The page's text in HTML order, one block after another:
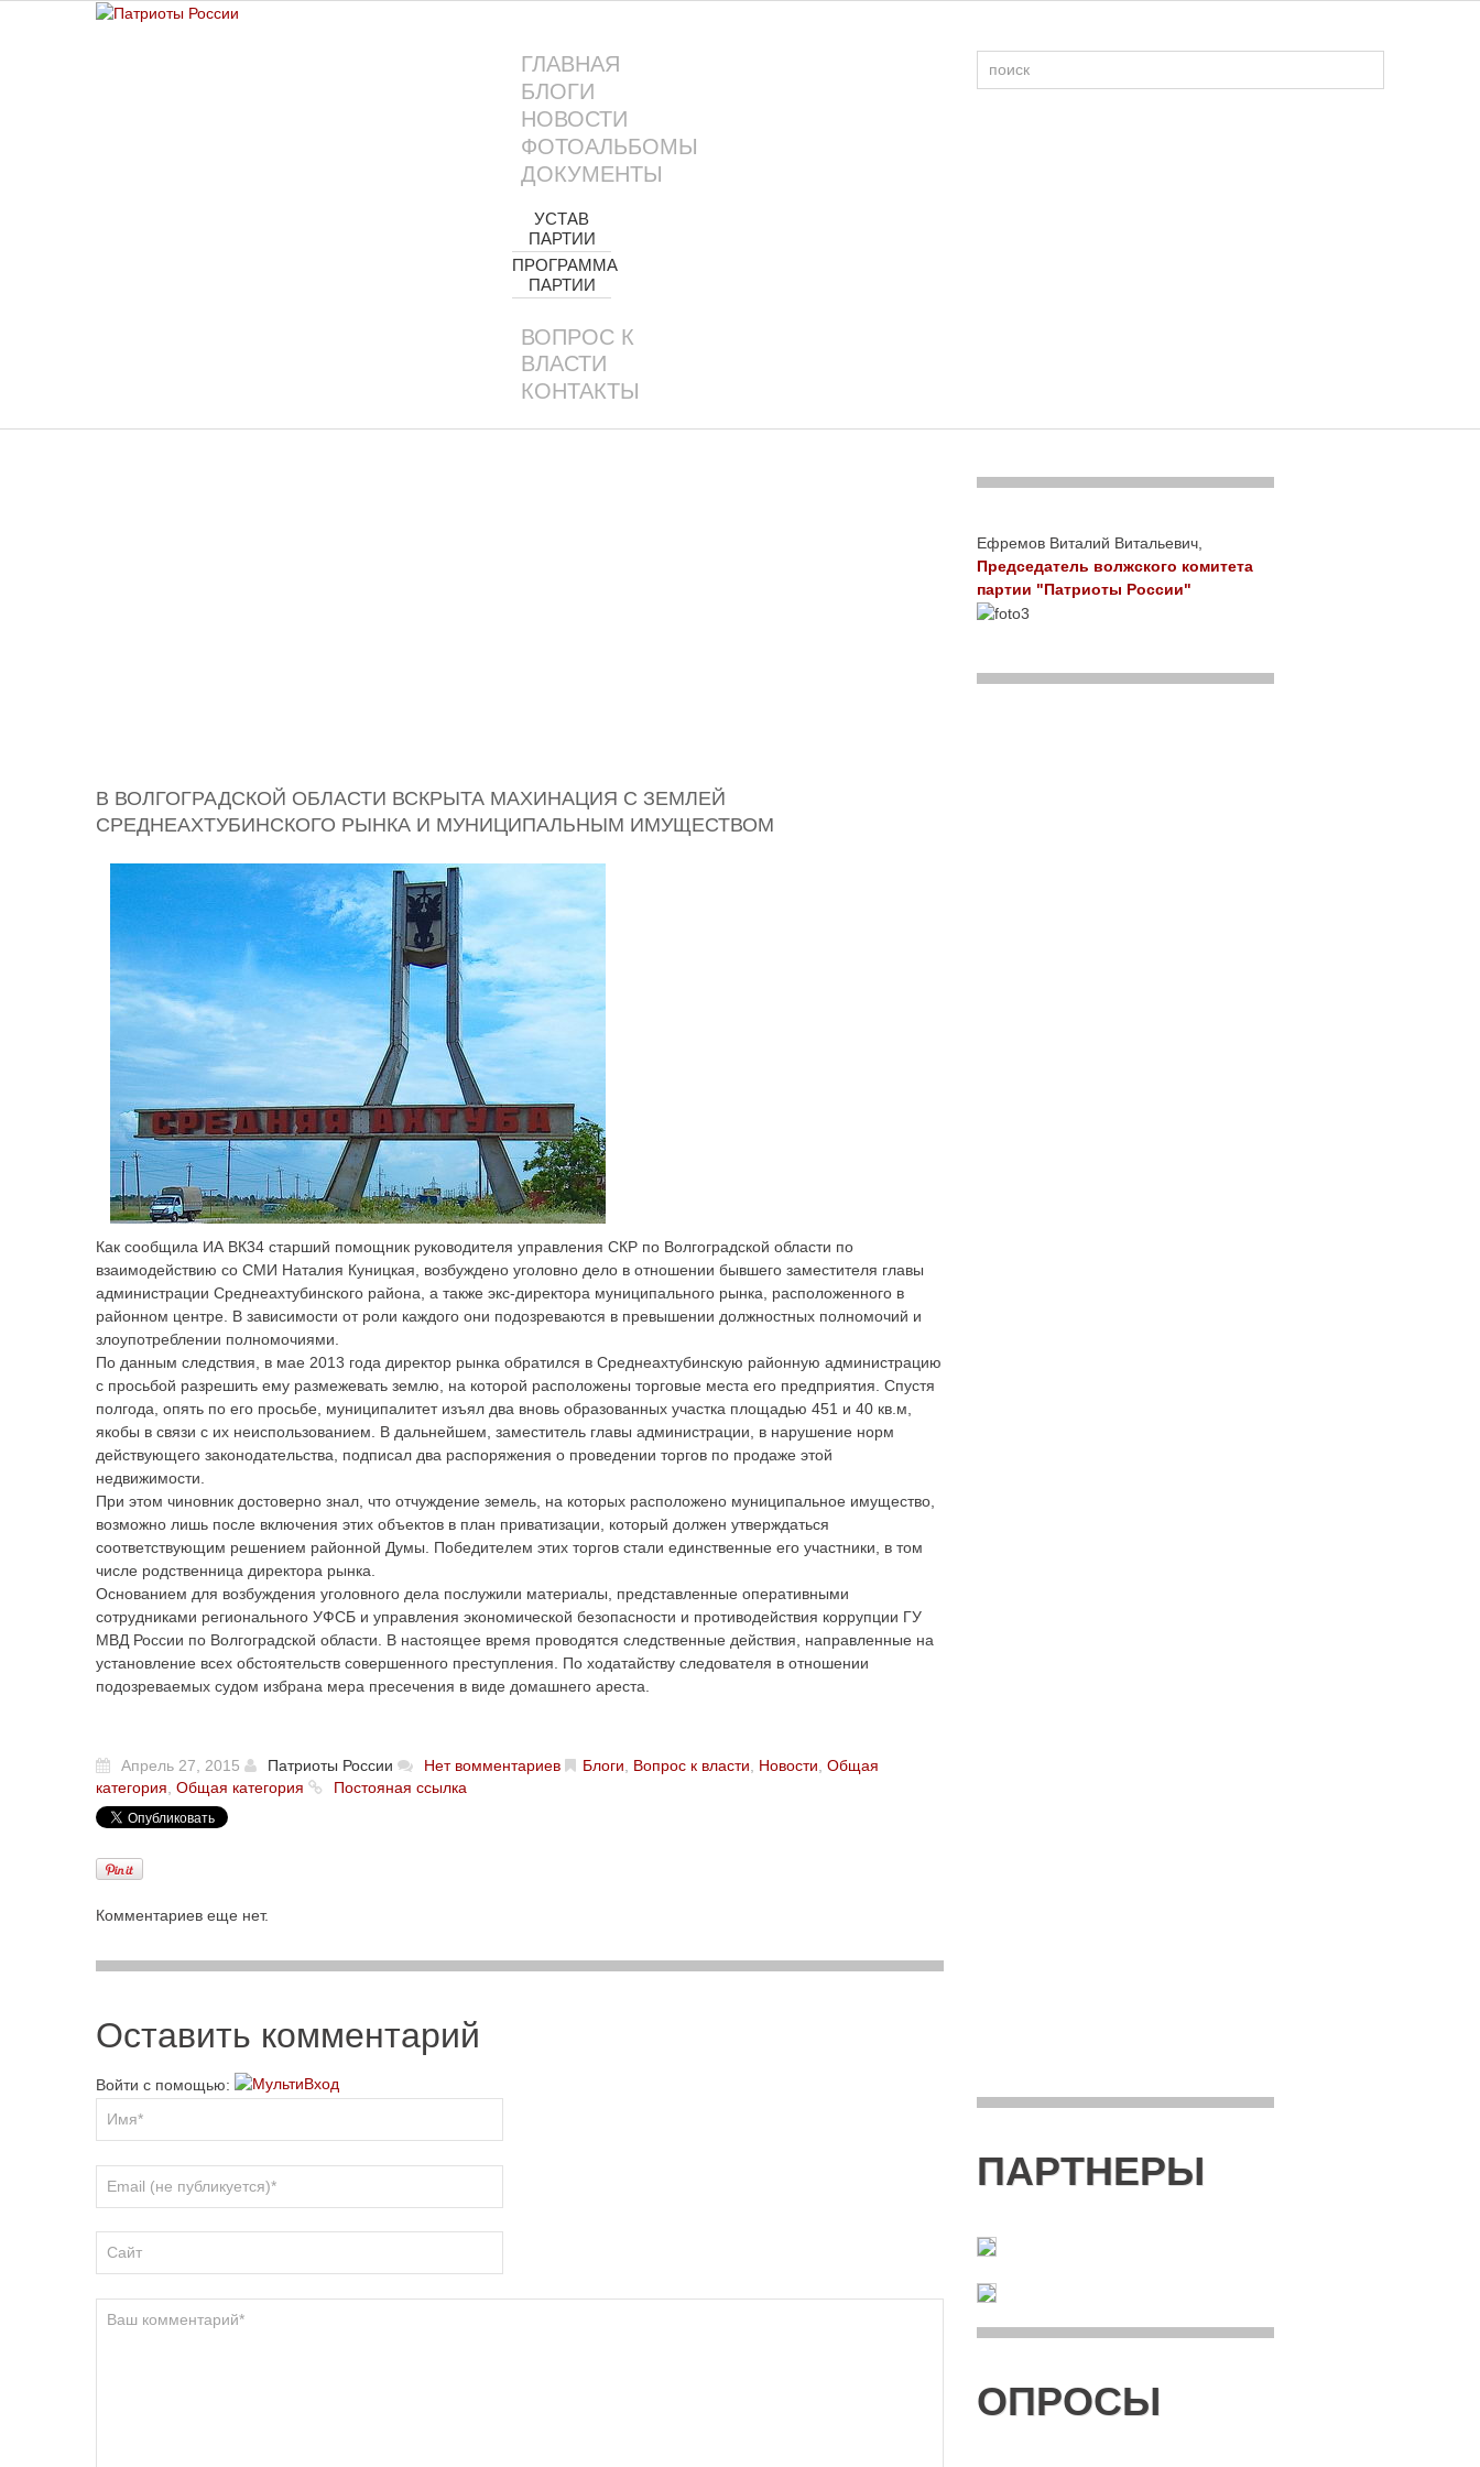
ГЛАВНАЯ
БЛОГИ
НОВОСТИ
ФОТОАЛЬБОМЫ
ДОКУМЕНТЫ
УСТАВ
ПАРТИИ
ПРОГРАММА
ПАРТИИ
ВОПРОС К
ВЛАСТИ
КОНТАКТЫ
В ВОЛГОГРАДСКОЙ ОБЛАСТИ ВСКРЫТА МАХИНАЦИЯ С ЗЕМЛЕЙ
СРЕДНЕАХТУБИНСКОГО РЫНКА И МУНИЦИПАЛЬНЫМ ИМУЩЕСТВОМ
Как сообщила ИА ВК34 старший помощник руководителя управления СКР по Волгоградской области по
взаимодействию со СМИ Наталия Куницкая, возбуждено уголовно дело в отношении бывшего заместителя главы
администрации Среднеахтубинского района, а также экс-директора муниципального рынка, расположенного в
районном центре. В зависимости от роли каждого они подозреваются в превышении должностных полномочий и
злоупотреблении полномочиями.
По данным следствия, в мае 2013 года директор рынка обратился в Среднеахтубинскую районную администрацию
с просьбой разрешить ему размежевать землю, на которой расположены торговые места его предприятия. Спустя
полгода, опять по его просьбе, муниципалитет изъял два вновь образованных участка площадью 451 и 40 кв.м,
якобы в связи с их неиспользованием. В дальнейшем, заместитель главы администрации, в нарушение норм
действующего законодательства, подписал два распоряжения о проведении торгов по продаже этой
недвижимости.
При этом чиновник достоверно знал, что отчуждение земель, на которых расположено муниципальное имущество,
возможно лишь после включения этих объектов в план приватизации, который должен утверждаться
соответствующим решением районной Думы. Победителем этих торгов стали единственные его участники, в том
числе родственница директора рынка.
Основанием для возбуждения уголовного дела послужили материалы, представленные оперативными
сотрудниками регионального УФСБ и управления экономической безопасности и противодействия коррупции ГУ
МВД России по Волгоградской области. В настоящее время проводятся следственные действия, направленные на
установление всех обстоятельств совершенного преступления. По ходатайству следователя в отношении
подозреваемых судом избрана мера пресечения в виде домашнего ареста.
Апрель 27, 2015 Патриоты России Нет вомментариев Блоги Вопрос к власти Новости Общая
категория Общая категория Постояная ссылка
Комментариев еще нет.
Оставить комментарий
Войти с помощью:
Ефремов Виталий Витальевич,
Председатель волжского комитета
партии "Патриоты России"
ПАРТНЕРЫ
ОПРОСЫ